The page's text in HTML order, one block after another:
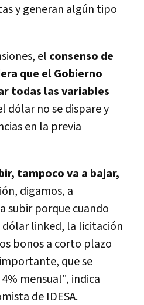
y generan algún tipo
el consenso de
que el Gobierno
todas las variables
dólar no se dispare y
en la previa
tampoco va a bajar,
digamos, a
subir porque cuando
linked, la licitación
bonos a corto plazo
que se
mensual", indica
de IDESA.